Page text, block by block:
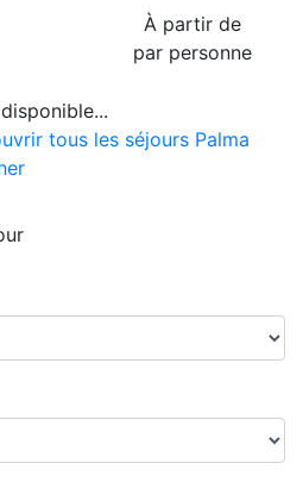
À partir de
par personne
tous les séjours Palma